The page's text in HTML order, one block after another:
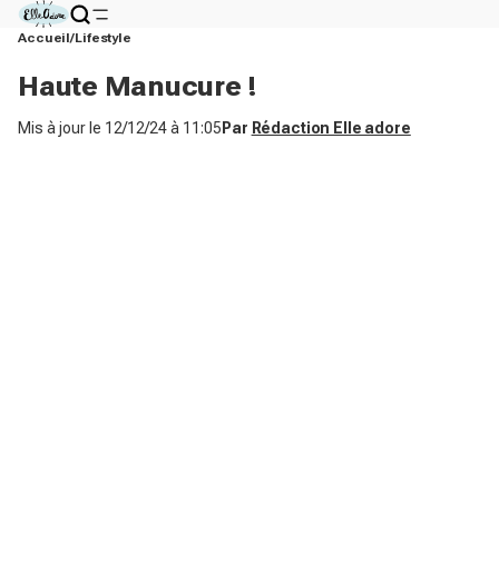
Accueil Lifestyle
Haute Manucure !
Mis à jour le 12/12/24 à 11:05 Par Rédaction Elle adore